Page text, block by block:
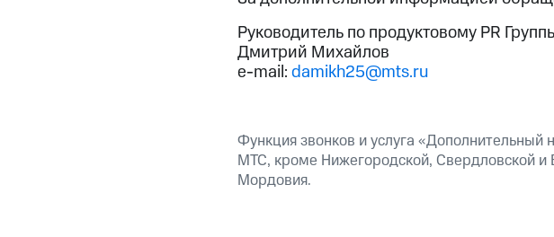
Руководитель по продуктовому PR
Дмитрий Михайлов
e-mail:damikh25@mts.ru
Функция звонков и услуга «Дополнительный
МТС, кроме Нижегородской, Свердловской и
Мордовия.